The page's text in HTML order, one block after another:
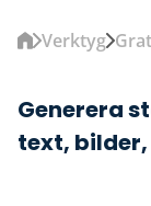
Verktyg
Generera
text,